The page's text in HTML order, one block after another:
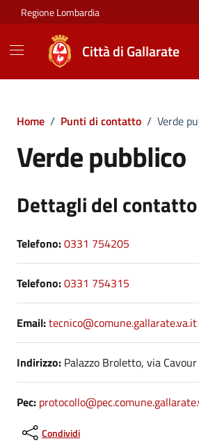
Vai ai contenuti
Vai al footer
Regione Lombardia
Città di Gallarate
Home / Punti di contatto / Verde
Verde pubblico
Dettagli del contatto
Telefono:0331 754205
Telefono:0331 754315
Email:tecnico@comune.gallarate.va.it
Indirizzo: Palazzo Broletto, via
Pec:
Condividi